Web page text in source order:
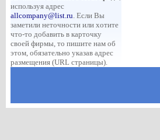
используя адрес
allcompany@list.ru. Если Вы
заметили неточности или хотите
что-то добавить в карточку
своей фирмы, то пишите нам об
этом, обязательно указав адрес
размещения (URL страницы).